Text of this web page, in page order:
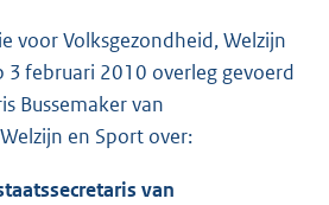
2
K
b
voor Volksgezondheid, Welzijn
3 februari 2010 overleg gevoerd
Bussemaker van
en Sport over:
van